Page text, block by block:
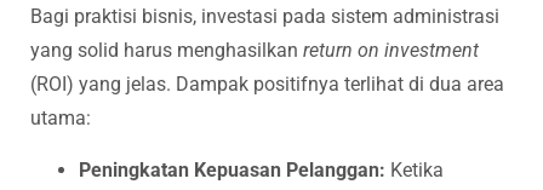
Bagi praktisi bisnis, investasi pada sistem administrasi
yang solid harus menghasilkan return on investment
(ROI) yang jelas. Dampak positifnya terlihat di dua area
utama:
Peningkatan Kepuasan Pelanggan: Ketika